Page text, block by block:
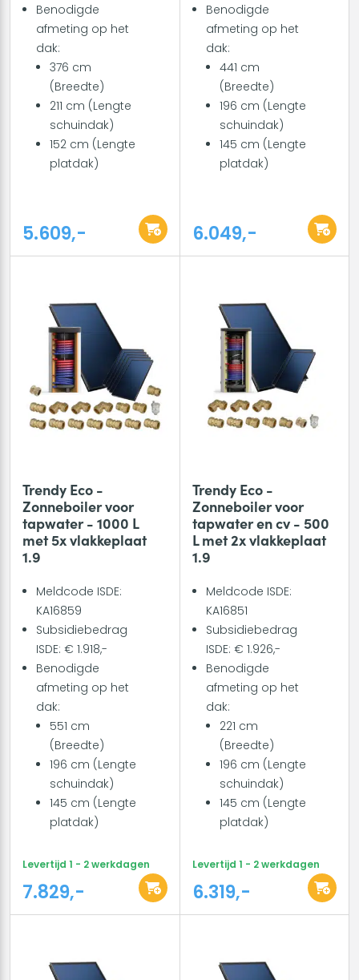
Benodigde
afmeting op het
dak:
376 cm
(Breedte)
211 cm (Lengte
schuindak)
152 cm (Lengte
platdak)
5.609,-
Benodigde
afmeting op het
dak:
441 cm
(Breedte)
196 cm (Lengte
schuindak)
145 cm (Lengte
platdak)
6.049,-
Trendy Eco -
Zonneboiler voor
tapwater - 1000 L
met 5x vlakkeplaat
1.9
Meldcode ISDE:
KA16859
Subsidiebedrag
ISDE: € 1.918,-
Benodigde
afmeting op het
dak:
551 cm
(Breedte)
196 cm (Lengte
schuindak)
145 cm (Lengte
platdak)
Levertijd 1 - 2 werkdagen
7.829,-
Trendy Eco -
Zonneboiler voor
tapwater en cv - 500
L met 2x vlakkeplaat
1.9
Meldcode ISDE:
KA16851
Subsidiebedrag
ISDE: € 1.926,-
Benodigde
afmeting op het
dak:
221 cm
(Breedte)
196 cm (Lengte
schuindak)
145 cm (Lengte
platdak)
Levertijd 1 - 2 werkdagen
6.319,-